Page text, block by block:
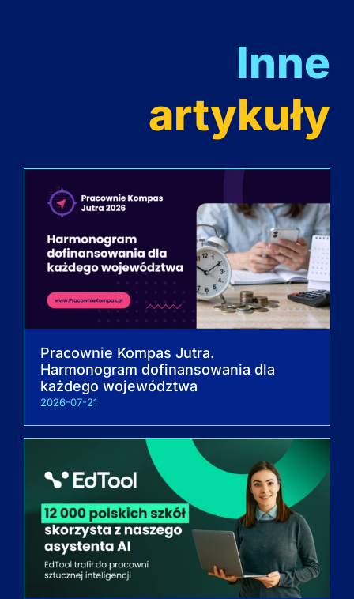
Inne
artykuły
Pracownie Kompas Jutra.
Harmonogram dofinansowania dla
każdego województwa
2026-07-21